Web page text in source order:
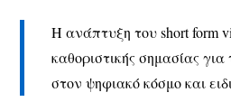
Η ανάπτυξη του short form
καθοριστικής σημασίας για
στον ψηφιακό κόσμο και